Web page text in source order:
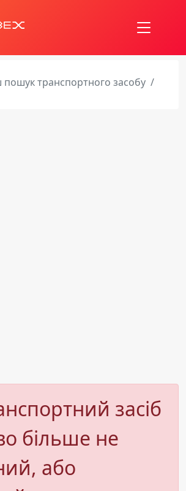
транспортного засобу
засіб
більше не
або